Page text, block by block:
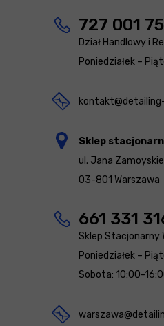
727 001
Dział Handlowy i
Poniedziałek –
Sklep
ul. Jana
03-801 Warszawa
661 331
Sklep Stacjonarny
Poniedziałek –
Sobota: 10:00-